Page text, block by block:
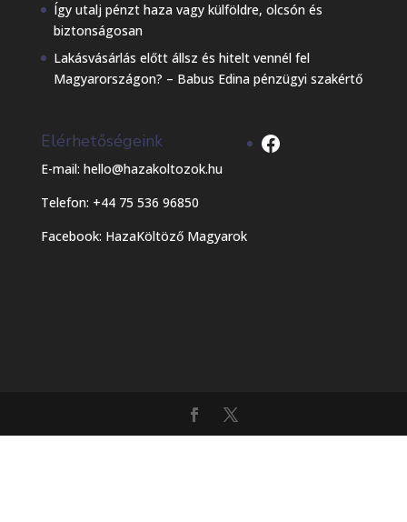
Így utalj pénzt haza vagy külföldre, olcsón és
biztonságosan
Lakásvásárlás előtt állsz és hitelt vennél fel
Magyarországon? – Babus Edina pénzügyi szakértő
Elérhetőségeink
E-mail: hello@hazakoltozok.hu
Telefon: +44 75 536 96850
Facebook: HazaKöltöző Magyarok
Facebook